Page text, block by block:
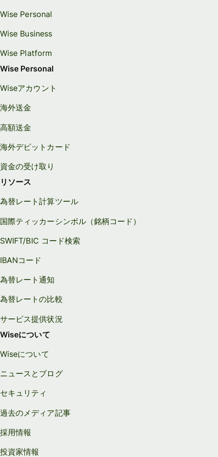
Wise Personal
Wise Business
Wise Platform
Wise Personal
Wiseアカウント
海外送金
高額送金
海外デビットカード
資金の受け取り
リソース
為替レート計算ツール
国際ティッカーシンボル（銘柄コード）
SWIFT/BIC コード検索
IBANコード
為替レート通知
為替レートの比較
サービス提供状況
Wiseについて
Wiseについて
ニュースとブログ
セキュリティ
過去のメディア記事
採用情報
投資家情報